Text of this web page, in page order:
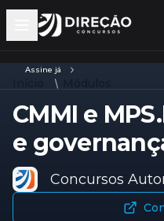
Open main menu
Assine já
CMMI e
e
Concursos